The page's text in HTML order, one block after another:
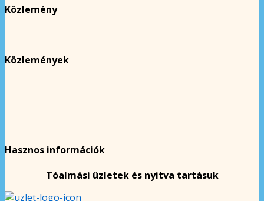
Közlemény
Közlemények
Hasznos információk
Tóalmási üzletek és nyitva tartásuk